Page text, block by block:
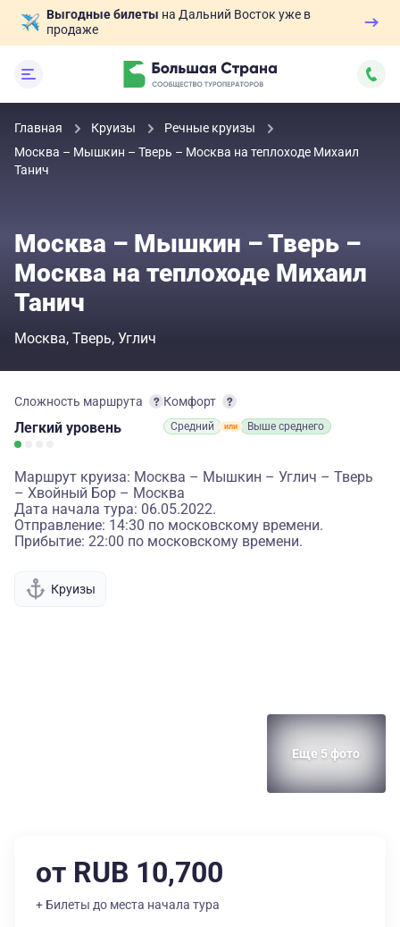
Выгодные билеты на Дальний Восток уже в
продаже
Главная Круизы
Речные круизы
Москва – Мышкин – Тверь – Москва на теплоходе Михаил
Танич
Москва – Мышкин – Тверь –
Москва на теплоходе Михаил
Танич
Москва Тверь Углич
Сложность маршрута
Легкий уровень
Комфорт
Средний Выше среднего
Маршрут круиза: Москва – Мышкин – Углич – Тверь
– Хвойный Бор – Москва
Дата начала тура: 06.05.2022.
Отправление: 14:30 по московскому времени.
Прибытие: 22:00 по московскому времени.
Круизы
Еще 5 фото
от RUB 10,700
+ Билеты до места начала тура